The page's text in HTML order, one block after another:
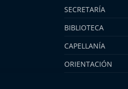
SECRETARÍA
BIBLIOTECA
CAPELLANÍA
ORIENTACIÓN